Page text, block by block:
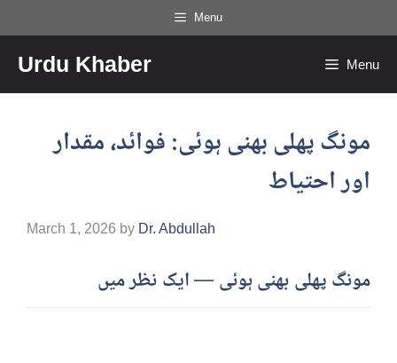
to
content
Menu
Urdu Khaber Menu
مونگ پھلی بھنی ہوئی: فوائد، مقدار
اور احتیاط
March 1, 2026 by Dr. Abdullah
مونگ پھلی بھنی ہوئی — ایک نظر میں